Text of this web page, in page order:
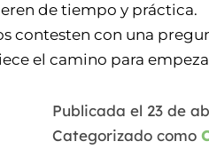
de tiempo y práctica.
contesten con una
el camino para
Publicada el 23 de
Categorizado como